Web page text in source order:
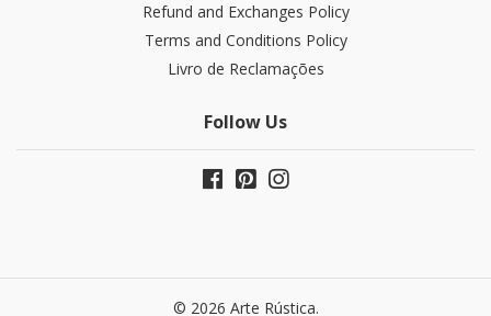
Refund and Exchanges​ Policy
Terms and Conditions Policy
Livro de Reclamações
Follow Us
© 2026 Arte Rústica.